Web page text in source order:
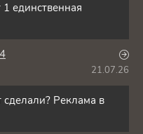
единственная
21.07.26
Реклама в